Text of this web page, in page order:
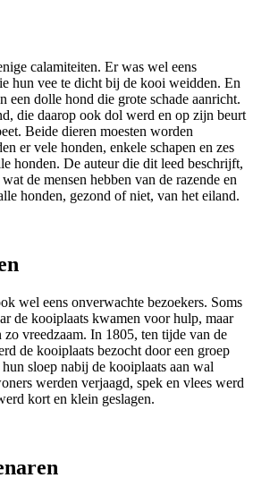
calamiteiten. Er was wel eens
hun vee te dicht bij de kooi weidden. En
een dolle hond die grote schade aanricht.
die daarop ook dol werd en op zijn beurt
Beide dieren moesten worden
er vele honden, enkele schapen en zes
honden. De auteur die dit leed beschrijft,
de mensen hebben van de razende en
honden, gezond of niet, van het eiland.
wel eens onverwachte bezoekers. Soms
de kooiplaats kwamen voor hulp, maar
zo vreedzaam. In 1805, ten tijde van de
de kooiplaats bezocht door een groep
sloep nabij de kooiplaats aan wal
werden verjaagd, spek en vlees werd
kort en klein geslagen.